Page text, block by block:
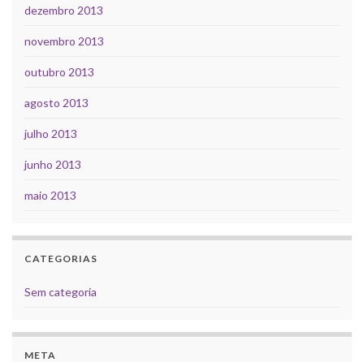
dezembro 2013
novembro 2013
outubro 2013
agosto 2013
julho 2013
junho 2013
maio 2013
CATEGORIAS
Sem categoria
META